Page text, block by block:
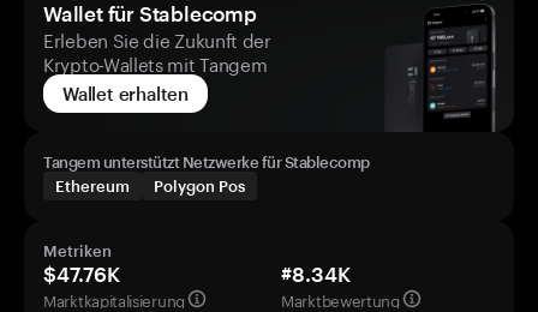
Wallet für Stablecomp
Erleben Sie die Zukunft der
Krypto-Wallets mit Tangem
Wallet erhalten
Tangem unterstützt Netzwerke für Stablecomp
Ethereum
Polygon Pos
Metriken
$47.76K
Marktkapitalisierung
#8.34K
Marktbewertung